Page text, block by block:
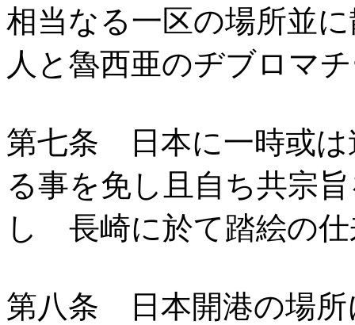
相当なる一区の場所並
人と魯西亜のヂブロマ
第七条 日本に一時或は
る事を免し且自ち共宗
し 長崎に於て踏絵の
第八条 日本開港の場所